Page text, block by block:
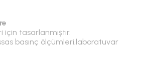
için tasarlanmıştır.
basınç ölçümleri,laboratuvar